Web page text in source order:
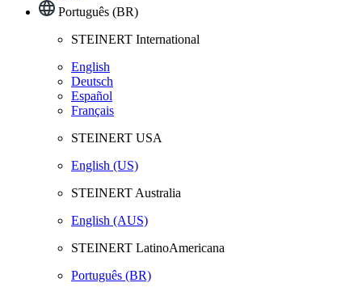
Português (BR)
STEINERT International
English
Deutsch
Español
Français
STEINERT USA
English (US)
STEINERT Australia
English (AUS)
STEINERT LatinoAmericana
Português (BR)